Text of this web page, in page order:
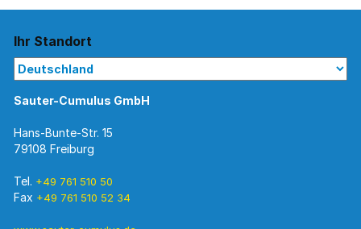
Ihr Standort
Sauter-Cumulus GmbH
Hans-Bunte-Str. 15
79108 Freiburg
Tel. +49 761 510 50
Fax +49 761 510 52 34